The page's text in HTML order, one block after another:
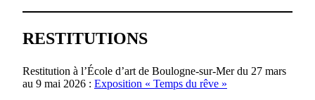
RESTITUTIONS
Restitution à l’École d’art de Boulogne-sur-Mer du 27 mars
au 9 mai 2026 : Exposition « Temps du rêve »